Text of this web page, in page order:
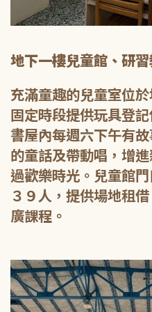
地下一樓兒童館、研
充滿童趣的兒童室位
固定時段提供玩具登
書屋內每週六下午有
的童話及帶動唱，增
過歡樂時光。兒童館
３９人，提供場地租
廣課程。